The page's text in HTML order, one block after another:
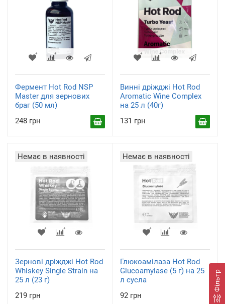
Фільтр
Фермент Hot Rod NSP
Master для зернових
браг (50 мл)
248 грн
Винні дріжджі Hot Rod
Aromatic Wine Complex
на 25 л (40г)
131 грн
Немає в наявності
Зернові дріжджі Hot Rod
Whiskey Single Strain на
25 л (23 г)
219 грн
Немає в наявності
Глюкоамілаза Hot Rod
Glucoamylase (5 г) на 25
л сусла
92 грн